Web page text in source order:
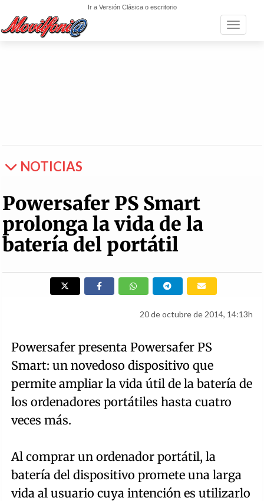
Ir a Versión Clásica o escritorio
Toggle
NOTICIAS
Powersafer PS Smart
prolonga la vida de la
batería del portátil
20 de octubre de 2014, 14:13h
Powersafer presenta Powersafer PS
Smart: un novedoso dispositivo que
permite ampliar la vida útil de la batería de
los ordenadores portátiles hasta cuatro
veces más.
Al comprar un ordenador portátil, la
batería del dispositivo promete una larga
vida al usuario cuya intención es utilizarlo